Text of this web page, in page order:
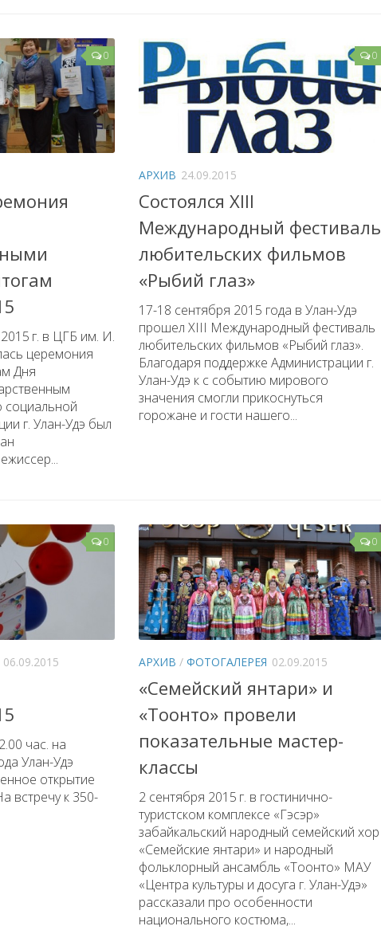
0
г. в ЦГБ им. И.
церемония
Дня
г. Улан-Удэ был
0
АРХИВ 24.09.2015
Состоялся XIII
Международный фестиваль
любительских фильмов
«Рыбий глаз»
17-18 сентября 2015 года в Улан-Удэ
прошел XIII Международный фестиваль
любительских фильмов «Рыбий глаз».
Благодаря поддержке Администрации г.
Улан-Удэ к с событию мирового
значения смогли прикоснуться
горожане и гости нашего...
0
06.09.2015
час. на
Улан-Удэ
открытие
встречу к 350-
0
АРХИВ / ФОТОГАЛЕРЕЯ 02.09.2015
«Семейский янтари» и
«Тоонто» провели
показательные мастер-
классы
2 сентября 2015 г. в гостинично-
туристском комплексе «Гэсэр»
забайкальский народный семейский хор
«Семейские янтари» и народный
фольклорный ансамбль «Тоонто» МАУ
«Центра культуры и досуга г. Улан-Удэ»
рассказали про особенности
национального костюма,...